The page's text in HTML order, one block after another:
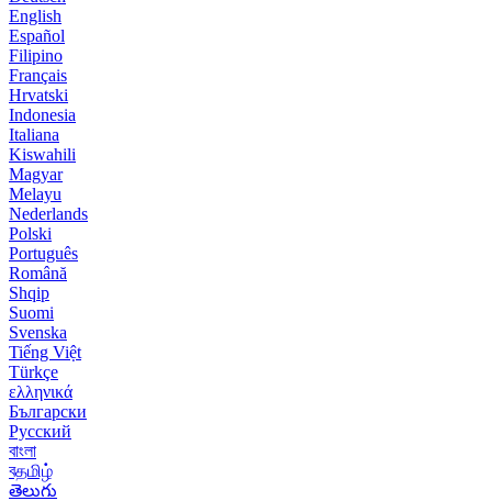
English
Español
Filipino
Français
Hrvatski
Indonesia
Italiana
Kiswahili
Magyar
Melayu
Nederlands
Polski
Português
Română
Shqip
Suomi
Svenska
Tiếng Việt
Türkçe
ελληνικά
Български
Русский
বাংলা
বதமிழ்
తెలుగు